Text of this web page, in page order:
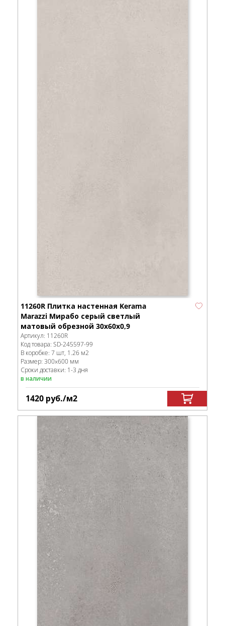
11260R Плитка настенная Kerama
Marazzi Мирабо серый светлый
матовый обрезной 30x60x0,9
Артикул: 11260R
Код товара: SD-245597-99
В коробке: 7 шт, 1.26 м2
Размер: 300x600 мм
Сроки доставки: 1-3 дня
в наличии
1420 руб./м2